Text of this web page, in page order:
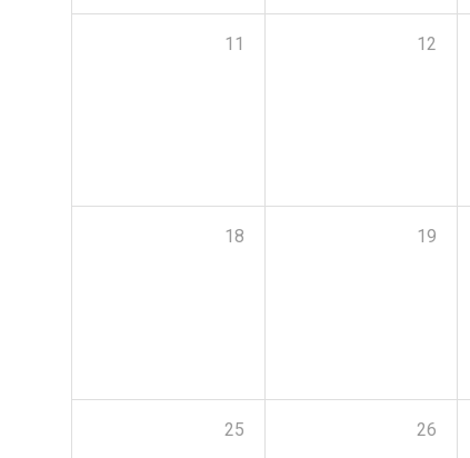
11 12
18 19
25 26